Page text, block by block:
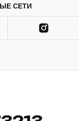
СЕТИ